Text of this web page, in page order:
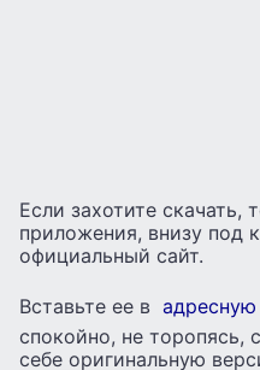
Если захотите скачать,
приложения, внизу под
официальный сайт.
Вставьте ее в адресную
спокойно, не торопясь,
себе оригинальную